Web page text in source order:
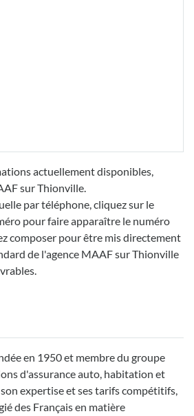
actuellement disponibles,
sur Thionville.
par téléphone, cliquez sur le
pour faire apparaître le numéro
composer pour être mis directement
de l'agence MAAF sur Thionville
en 1950 et membre du groupe
d'assurance auto, habitation et
expertise et ses tarifs compétitifs,
des Français en matière